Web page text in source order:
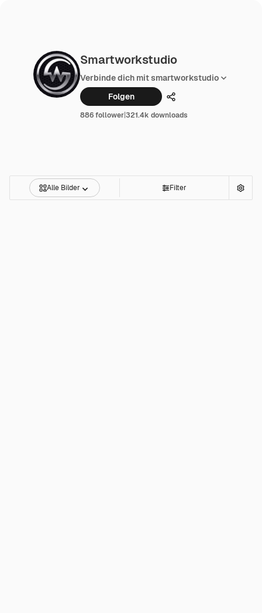
Smartworkstudio
Verbinde dich mit smartworkstudio
Folgen
Teilen
886 follower|321.4k downloads
Alle Bilder Filter